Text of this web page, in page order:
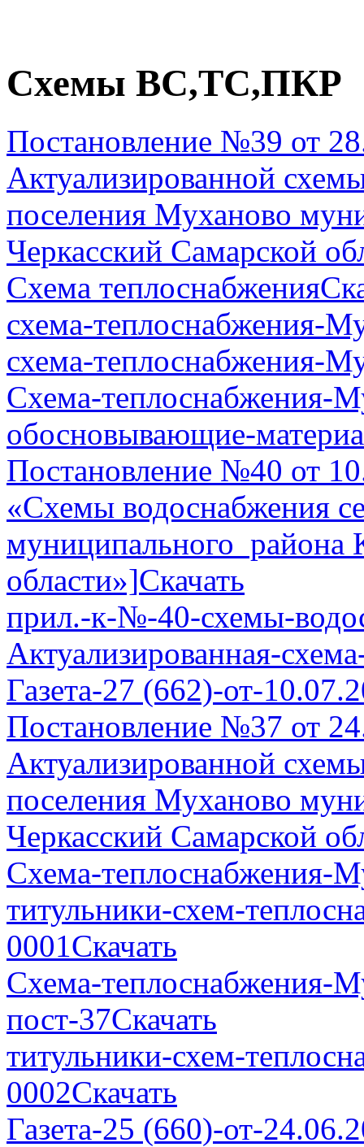
Схемы ВС,ТС,ПКР
Постановление №39 от
Актуализированной
поселения Муханово
Черкасский Самарской
Схема теплоснабжения
схема-теплоснабжения-
схема-теплоснабжения-
Схема-теплоснабжения-
обосновывающие-
Постановление №40 от
«Схемы водоснабжения
муниципального района
области»]Скачать
прил.-к-№-40-схемы-
Актуализированная-
Газета-27 (662)-от-
Постановление №37 от
Актуализированной
поселения Муханово
Черкасский Самарской
Схема-теплоснабжения-
титульники-схем-
0001Скачать
Схема-теплоснабжения-
пост-37Скачать
титульники-схем-
0002Скачать
Газета-25 (660)-от-